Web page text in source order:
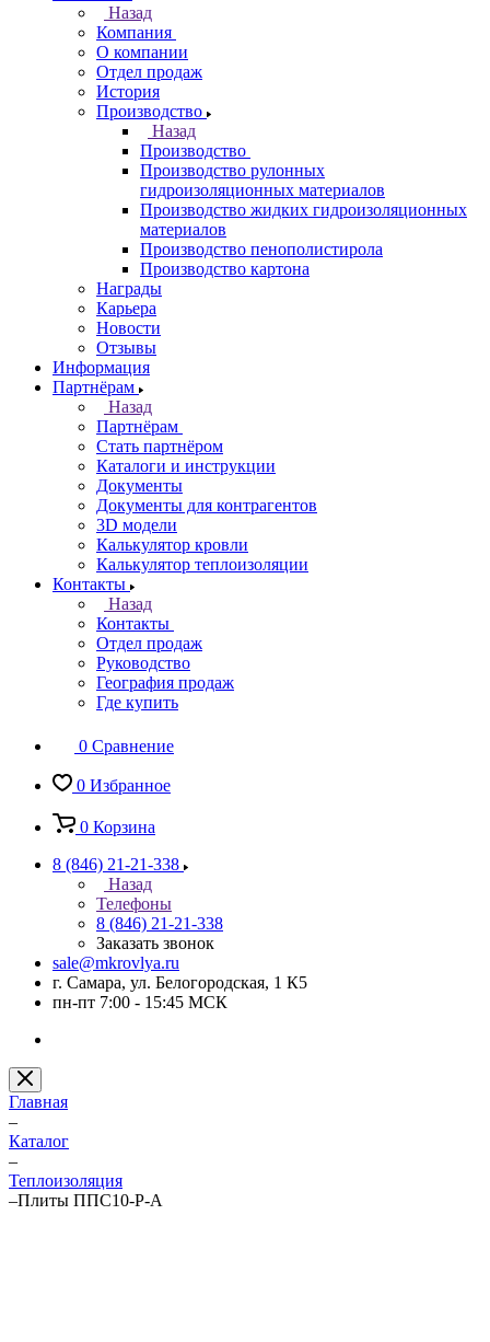
Назад
Компания
О компании
Отдел продаж
История
Производство
Назад
Производство
Производство рулонных
гидроизоляционных материалов
Производство жидких гидроизоляционных
материалов
Производство пенополистирола
Производство картона
Награды
Карьера
Новости
Отзывы
Информация
Партнёрам
Назад
Партнёрам
Стать партнёром
Каталоги и инструкции
Документы
Документы для контрагентов
3D модели
Калькулятор кровли
Калькулятор теплоизоляции
Контакты
Назад
Контакты
Отдел продаж
Руководство
География продаж
Где купить
0 Сравнение
0 Избранное
0 Корзина
8 (846) 21-21-338
Назад
Телефоны
8 (846) 21-21-338
Заказать звонок
sale@mkrovlya.ru
г. Самара, ул. Белогородская, 1 К5
пн-пт 7:00 - 15:45 МСК
Главная
–
Каталог
–
Теплоизоляция
–Плиты ППС10-Р-А